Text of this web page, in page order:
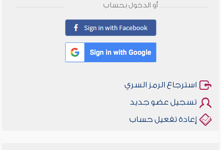
أو الدخول بحساب
استرجاع الرمز السري
تسجيل عضو جديد
إعادة تفعيل حساب